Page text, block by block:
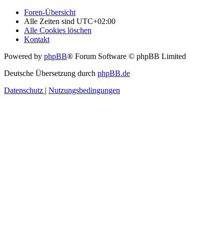
Foren-Übersicht
Alle Zeiten sind UTC+02:00
Alle Cookies löschen
Kontakt
Powered by phpBB® Forum Software © phpBB Limited
Deutsche Übersetzung durch phpBB.de
Datenschutz | Nutzungsbedingungen